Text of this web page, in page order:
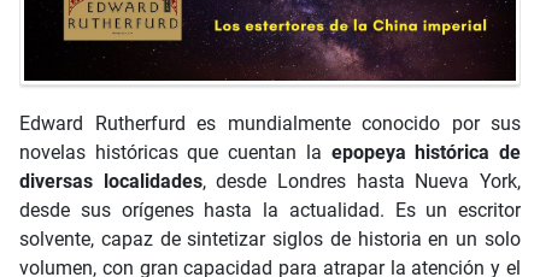
Edward Rutherfurd es mundialmente conocido por sus
novelas históricas que cuentan la epopeya histórica de
diversas localidades, desde Londres hasta Nueva York,
desde sus orígenes hasta la actualidad. Es un escritor
solvente, capaz de sintetizar siglos de historia en un solo
volumen, con gran capacidad para atrapar la atención y el